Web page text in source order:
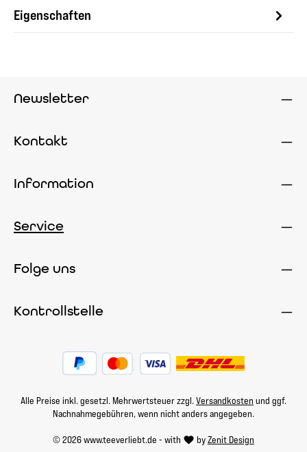
Eigenschaften
Newsletter
Kontakt
Information
Service
Folge uns
Kontrollstelle
© 2026 www.teeverliebt.de - with byZenit Design
Alle Preise inkl. gesetzl. Mehrwertsteuer zzgl.Versandkosten und ggf.
Nachnahmegebühren, wenn nicht anders angegeben.